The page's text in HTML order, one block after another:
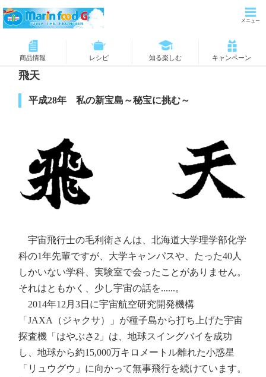
商品情報 レシピ 知る楽しむ キャンペーン
飛天
平成28年 私の新宝島～秘宝に挑む～
宇宙飛行士の毛利衛さんは、北海道大学理学部化学
科の1年先輩ですが、大学キャンパスや、たった40人
しかいない学科、実験室で会ったことがありません。
それはともかく、少し宇宙の話を......。
2014年12月3日に宇宙航空研究開発機構
「JAXA（ジャクサ）」が種子島から打ち上げた宇宙
探査機「はやぶさ2」は、地球スイングバイを成功
し、地球から約15,000万キロメートル離れた小惑星
「リュウグウ」に向かって無事飛行を続けています。